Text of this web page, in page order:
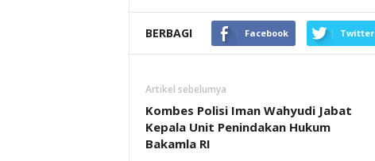
BERBAGI Facebook Twitter
Artikel sebelumya
Kombes Polisi Iman Wahyudi Jabat
Kepala Unit Penindakan Hukum
Bakamla RI